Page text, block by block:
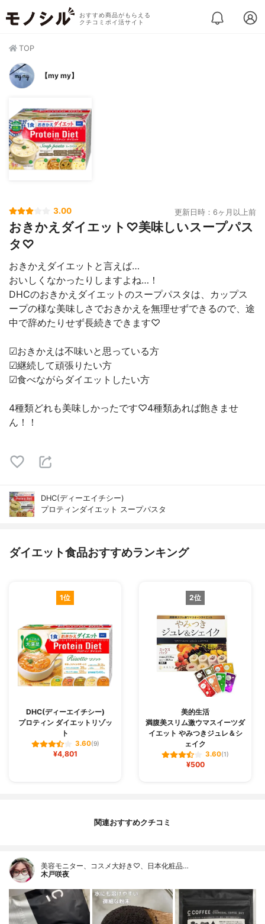
おすすめ商品がもらえる
クチコミポイ活サイト
TOP
【my my】
3.00 更新日時：6ヶ月以上前
おきかえダイエット♡美味しいスープパス
タ♡
おきかえダイエットと言えば…
おいしくなかったりしますよね…！
DHCのおきかえダイエットのスープパスタは、カップス
ープの様な美味しさでおきかえを無理せずできるので、途
中で辞めたりせず長続きできます♡
☑︎おきかえは不味いと思っている方
☑︎継続して頑張りたい方
☑︎食べながらダイエットしたい方
4種類どれも美味しかったです♡4種類あれば飽きませ
ん！！
DHC(ディーエイチシー)
プロティンダイエット スープパスタ
ダイエット食品おすすめランキング
1位
DHC(ディーエイチシー)
プロティン ダイエットリゾッ
ト
3.60(9)
¥4,801
2位
美的生活
満腹美スリム激ウマスイーツダ
イエット やみつきジュレ＆シ
ェイク
3.60(1)
¥500
関連おすすめクチコミ
美容モニター、コスメ大好き♡、日本化粧品…
木戸咲夜